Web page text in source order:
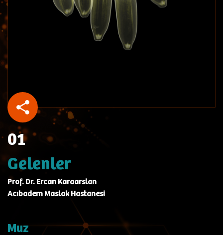
01
Gelenler
Prof. Dr. Ercan Karaarslan
Acıbadem Maslak Hastanesi
Muz